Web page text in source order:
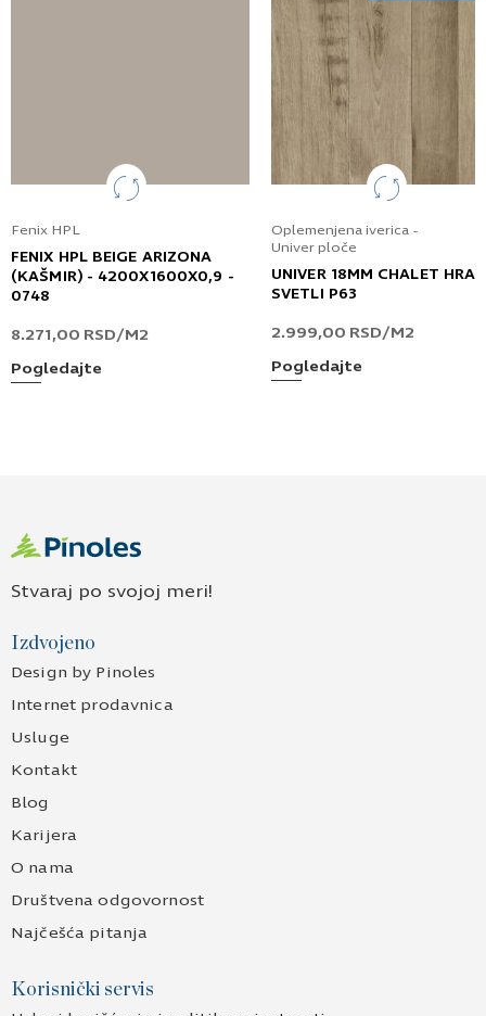
Fenix HPL
FENIX HPL BEIGE ARIZONA
(KAŠMIR) - 4200X1600X0,9 -
0748
8.271,00 RSD/M2
Pogledajte
Oplemenjena iverica -
Univer ploče
UNIVER 18MM CHALET
SVETLI P63
2.999,00 RSD/M2
Pogledajte
Stvaraj po svojoj meri!
Izdvojeno
Design by Pinoles
Internet prodavnica
Usluge
Kontakt
Blog
Karijera
O nama
Društvena odgovornost
Najčešća pitanja
Korisnički servis